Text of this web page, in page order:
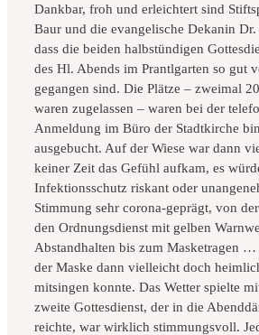
Dankbar, froh und erleichtert sind
Baur und die evangelische Dekanin
dass die beiden halbstündigen
des Hl. Abends im Prantlgarten so gut
gegangen sind. Die Plätze – zweimal
waren zugelassen – waren bei der
Anmeldung im Büro der Stadtkirche
ausgebucht. Auf der Wiese war dann
keiner Zeit das Gefühl aufkam, es
Infektionsschutz riskant oder
Stimmung sehr corona-geprägt, von
den Ordnungsdienst mit gelben
Abstandhalten bis zum Masketragen
der Maske dann vielleicht doch
mitsingen konnte. Das Wetter spielte
zweite Gottesdienst, der in die
reichte, war wirklich stimmungsvoll.